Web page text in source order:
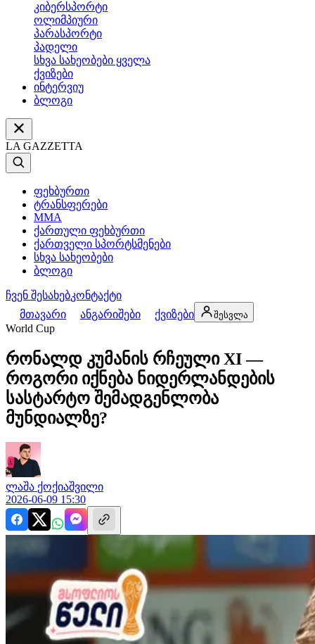
კიბერსპორტი
ოლიმპიური
პარასპორტი
პადელი
სხვა სახეობები ყველა
ქვიზები
ინტერვიუ
ბლოგი
LA GAZZETTA
ფეხბურთი
ტრანსფერები
MMA
ქართული ფეხბურთი
ქართველი სპორტსმენები
სხვა სახეობები
ბლოგი
ჩვენ შესახებკონტაქტი
მთავარი
ანგარიშები ქვიზები შესვლა
World Cup
რონალდ კუმანის რჩეული XI —
როგორი იქნება ნიდერლანდების
სასტარტო შემადგენლობა
მუნდიალზე?
ლაშა ქოქიაშვილი
2026-06-09 15:30